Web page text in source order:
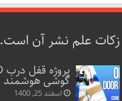
زکات علم نشر آن است.
گوشی هوشمند
اسفند 25, 1400